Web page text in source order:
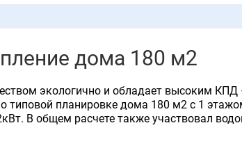
дома 180 м2
экологично и обладает высоким
типовой планировке дома 180 м2 с 1
В общем расчете также участвовал